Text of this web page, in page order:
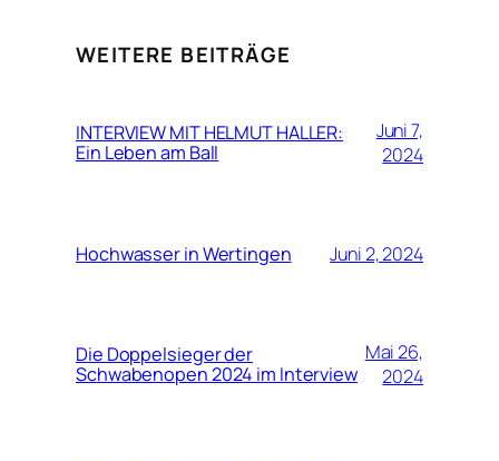
WEITERE BEITRÄGE
INTERVIEW MIT HELMUT HALLER:
Ein Leben am Ball
Juni 7,
2024
Hochwasser in Wertingen Juni 2, 2024
Die Doppelsieger der
Schwabenopen 2024 im Interview
Mai 26,
2024